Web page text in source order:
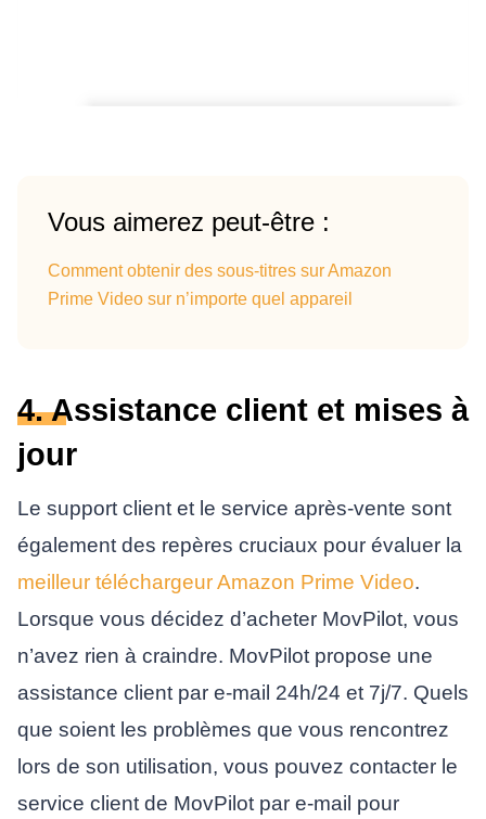
Vous aimerez peut-être :
Comment obtenir des sous-titres sur Amazon
Prime Video sur n’importe quel appareil
4. Assistance client et mises à
jour
Le support client et le service après-vente sont
également des repères cruciaux pour évaluer la
meilleur téléchargeur Amazon Prime Video.
Lorsque vous décidez d’acheter MovPilot, vous
n’avez rien à craindre. MovPilot propose une
assistance client par e-mail 24h/24 et 7j/7. Quels
que soient les problèmes que vous rencontrez
lors de son utilisation, vous pouvez contacter le
service client de MovPilot par e-mail pour